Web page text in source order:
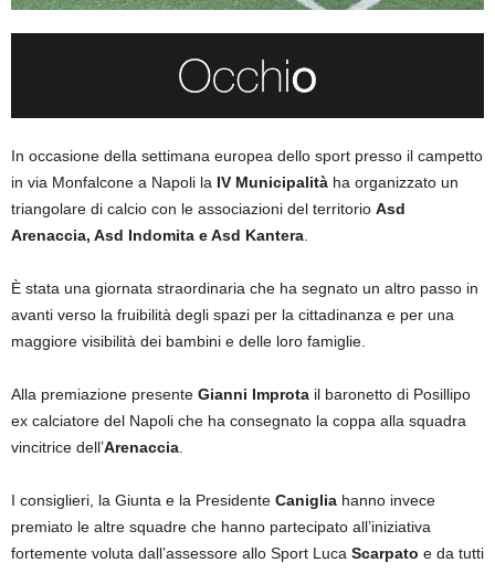
In occasione della settimana europea dello sport presso il campetto
in via Monfalcone a Napoli la IV Municipalità ha organizzato un
triangolare di calcio con le associazioni del territorio Asd
Arenaccia, Asd Indomita e Asd Kantera
È stata una giornata straordinaria che ha segnato un altro passo in
avanti verso la fruibilità degli spazi per la cittadinanza e per una
maggiore visibilità dei bambini e delle loro famiglie.
Alla premiazione presente Gianni Improta il baronetto di Posillipo
ex calciatore del Napoli che ha consegnato la coppa alla squadra
vincitrice dell’Arenaccia
I consiglieri, la Giunta e la Presidente Caniglia hanno invece
premiato le altre squadre che hanno partecipato all’iniziativa
fortemente voluta dall’assessore allo Sport Luca Scarpato e da tutti